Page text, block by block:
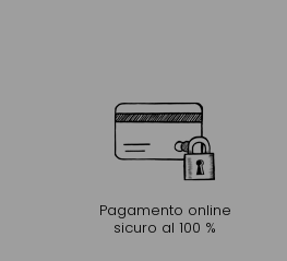
Pagamento online
sicuro al 100 %